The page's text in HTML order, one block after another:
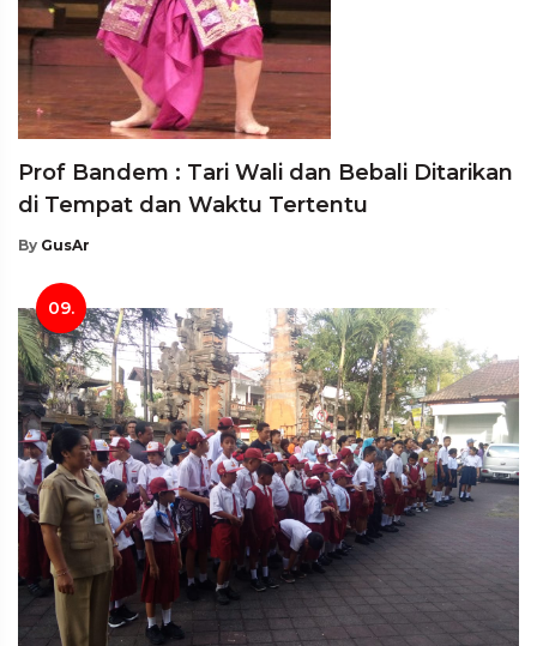
Prof Bandem : Tari Wali dan Bebali Ditarikan
di Tempat dan Waktu Tertentu
By GusAr
09.